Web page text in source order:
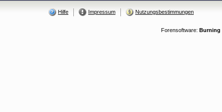
Hilfe Impressum Nutzungsbestimmungen
Forensoftware: